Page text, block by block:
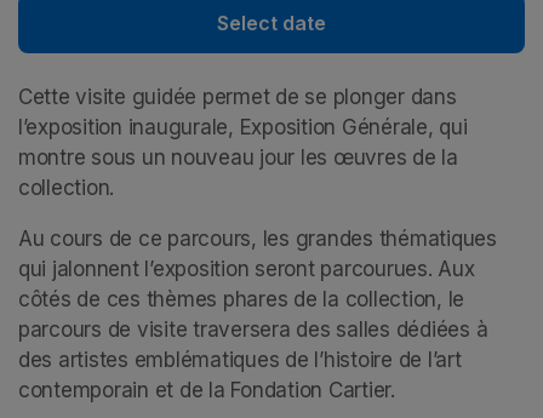
Select date
Cette visite guidée permet de se plonger dans
l’exposition inaugurale, Exposition Générale, qui
montre sous un nouveau jour les œuvres de la
collection.
Au cours de ce parcours, les grandes thématiques
qui jalonnent l’exposition seront parcourues. Aux
côtés de ces thèmes phares de la collection, le
parcours de visite traversera des salles dédiées à
des artistes emblématiques de l’histoire de l’art
contemporain et de la Fondation Cartier.